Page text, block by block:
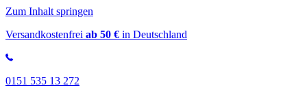
Zum Inhalt springen
Versandkostenfrei ab 50 € in Deutschland
0151 535 13 272